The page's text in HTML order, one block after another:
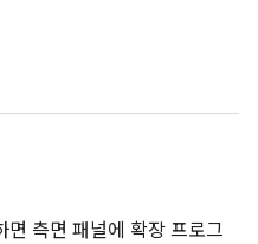
면 측면 패널에 확장 프로그